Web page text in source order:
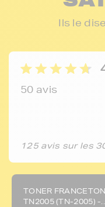
Ils le
50 avis
125 avis sur les
TONER
TN2005 (TN-2005) -